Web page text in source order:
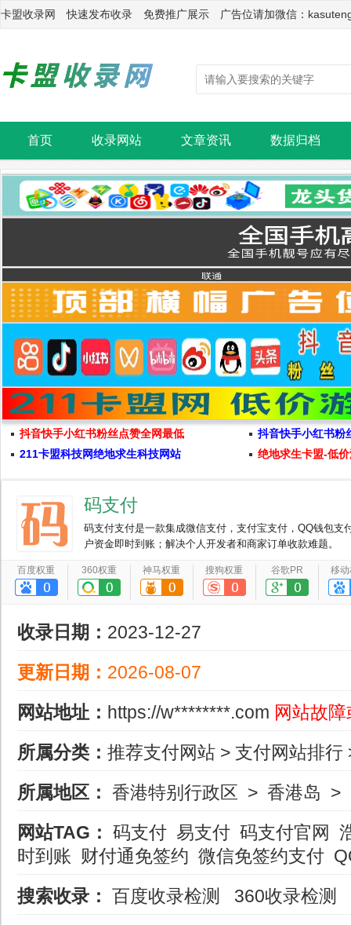
卡盟收录网 快速发布收录 免费推广展示 广告位请加微信：
首页 收录网站 文章资讯 数据归档
抖音快手小红书粉丝点赞全网最低
抖音快手小红书粉
211卡盟科技网绝地求生科技网站
绝地求生卡盟-低
码支付
码支付支付是一款集成微信支付，支付宝支付，QQ钱包
户资金即时到账；解决个人开发者和商家订单收款难题。
百度权重 360权重 神马权重 搜狗权重 谷歌PR 移
收录日期： 2023-12-27
更新日期： 2026-08-07
网站地址： https://w********.com 网站故
所属分类： 推荐支付网站 > 支付网站排行
所属地区： 香港特别行政区 > 香港岛 >
网站TAG： 码支付 易支付 码支付官网
时到账 财付通免签约 微信免签约支付
搜索收录： 百度收录检测
360收录检测